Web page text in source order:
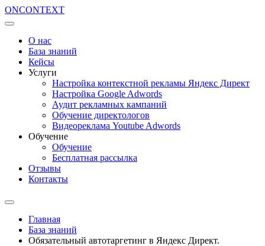
ONCONTEXT
О нас
База знаний
Кейсы
Услуги
Настройка контекстной рекламы Яндекс Директ
Настройка Google Adwords
Аудит рекламных кампаний
Обучение директологов
Видеореклама Youtube Adwords
Обучение
Обучение
Бесплатная рассылка
Отзывы
Контакты
Главная
База знаний
Обязательный автотаргетинг в Яндекс Директ.